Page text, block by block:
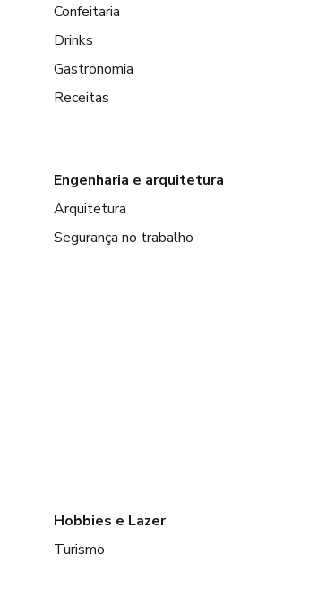
Confeitaria
Drinks
Gastronomia
Receitas
Engenharia e arquitetura
Arquitetura
Segurança no trabalho
Hobbies e Lazer
Turismo